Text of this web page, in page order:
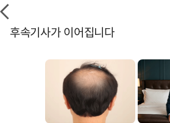
후속기사가 이어집니다